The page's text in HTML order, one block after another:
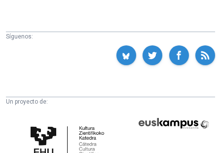
Síguenos:
Un proyecto de:
Cultura
Científica
Fundazioa